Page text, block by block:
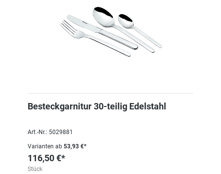
Besteckgarnitur 30-teilig Edelstahl
Art.-Nr.: 5029881
Varianten ab 53,93 €*
116,50 €*
Stück